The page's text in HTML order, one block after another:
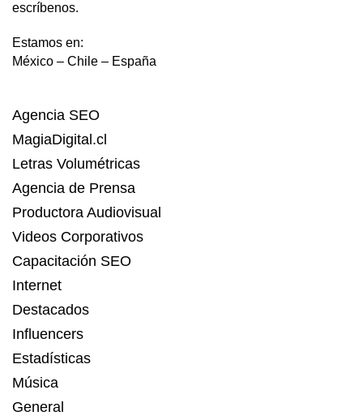
escríbenos.
Estamos en:
México – Chile – España
Agencia SEO
MagiaDigital.cl
Letras Volumétricas
Agencia de Prensa
Productora Audiovisual
Videos Corporativos
Capacitación SEO
Internet
Destacados
Influencers
Estadísticas
Música
General